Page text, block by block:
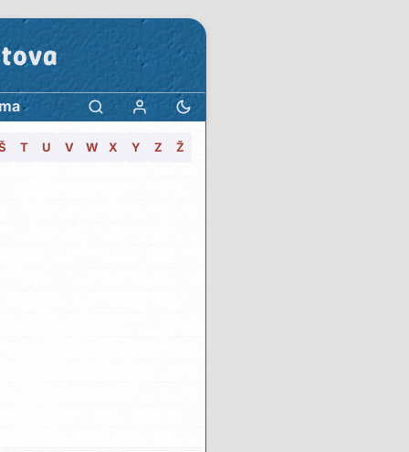
T U V W X Y Z Ž